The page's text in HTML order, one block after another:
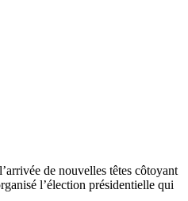
de nouvelles têtes côtoyant
l’élection présidentielle qui